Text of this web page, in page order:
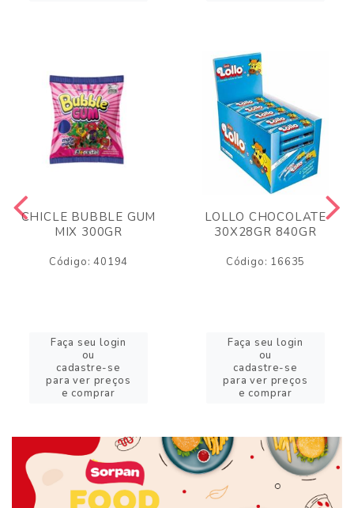
CHICLE BUBBLE GUM
MIX 300GR
Código: 40194
Faça seu login
ou
cadastre-se
para ver preços
e comprar
LOLLO CHOCOLATE
30X28GR 840GR
Código: 16635
Faça seu login
ou
cadastre-se
para ver preços
e comprar